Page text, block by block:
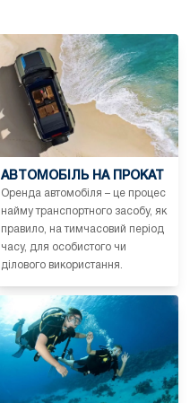
АВТОМОБІЛЬ НА ПРОКАТ
Оренда автомобіля – це процес
найму транспортного засобу, як
правило, на тимчасовий період
часу, для особистого чи
ділового використання.